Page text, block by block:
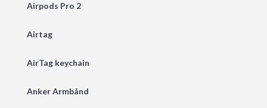
Airpods Pro 2
Airtag
AirTag keychain
Anker Armbånd